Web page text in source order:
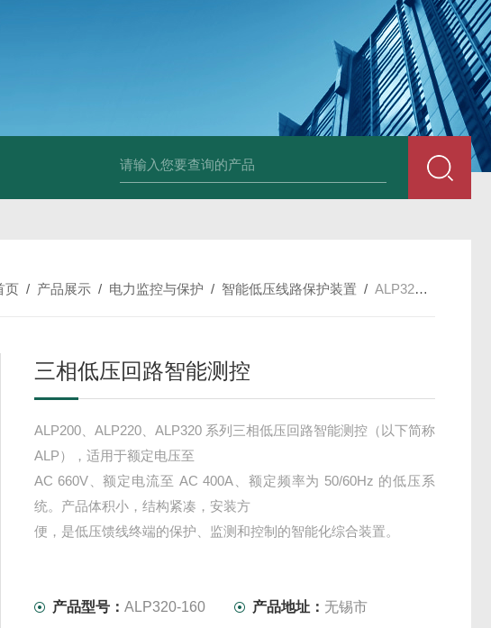
页 / 产品展示 / 电力监控与保护 / 智能低压线路保护装置 /ALP320-160三相低压回路智能测控
三相低压回路智能测控
ALP200、ALP220、ALP320 系列三相低压回路智能测控（以下简称
ALP），适用于额定电压至
AC 660V、额定电流至 AC 400A、额定频率为 50/60Hz 的低压系
统。产品体积小，结构紧凑，安装方
便，是低压馈线终端的保护、监测和控制的智能化综合装置。
面板指示、信号报警、操作记录
产品型号： ALP320-160 产品地址： 无锡市